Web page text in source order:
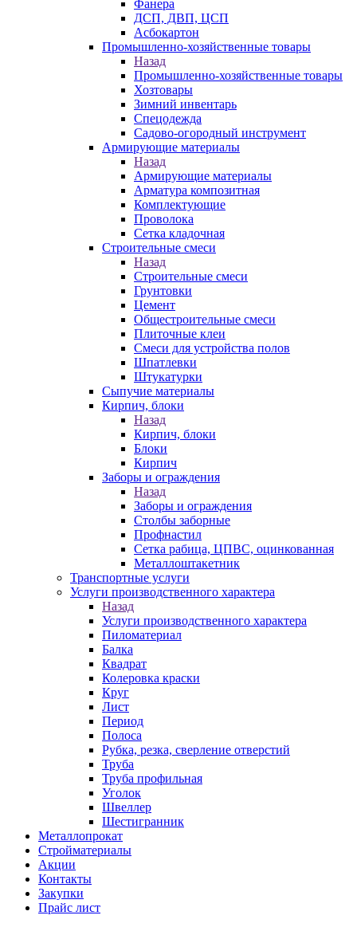
Фанера
ДСП, ДВП, ЦСП
Асбокартон
Промышленно-хозяйственные товары
Назад
Промышленно-хозяйственные товары
Хозтовары
Зимний инвентарь
Спецодежда
Садово-огородный инструмент
Армирующие материалы
Назад
Армирующие материалы
Арматура композитная
Комплектующие
Проволока
Сетка кладочная
Строительные смеси
Назад
Строительные смеси
Грунтовки
Цемент
Общестроительные смеси
Плиточные клеи
Смеси для устройства полов
Шпатлевки
Штукатурки
Сыпучие материалы
Кирпич, блоки
Назад
Кирпич, блоки
Блоки
Кирпич
Заборы и ограждения
Назад
Заборы и ограждения
Столбы заборные
Профнастил
Сетка рабица, ЦПВС, оцинкованная
Металлоштакетник
Транспортные услуги
Услуги производственного характера
Назад
Услуги производственного характера
Пиломатериал
Балка
Квадрат
Колеровка краски
Круг
Лист
Период
Полоса
Рубка, резка, сверление отверстий
Труба
Труба профильная
Уголок
Швеллер
Шестигранник
Металлопрокат
Стройматериалы
Акции
Контакты
Закупки
Прайс лист